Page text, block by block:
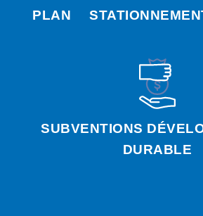
PLAN
SUBVENTIONS
DURABLE